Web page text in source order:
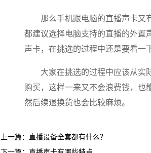
那么手机跟电脑的直播声卡又
都建议选择电脑支持的直播的外置
声卡，在挑选的过程中还是要看一
大家在挑选的过程中应该从实
购买，这样一来又不会浪费钱，也
然后续退换货也会比较麻烦。
上一篇： 直播设备全套都有什么？